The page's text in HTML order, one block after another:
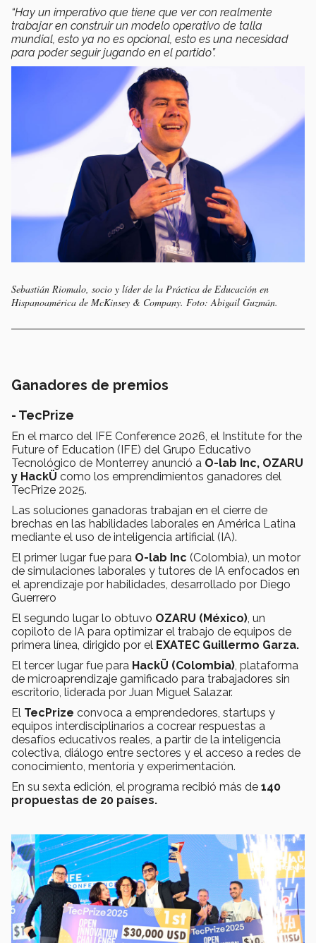
“Hay un imperativo que tiene que ver con realmente
trabajar en construir un modelo operativo de talla
mundial, esto ya no es opcional, esto es una necesidad
para poder seguir jugando en el partido”.
Sebastián Riomalo, socio y líder de la Práctica de Educación en
Hispanoamérica de McKinsey & Company. Foto: Abigail Guzmán.
Ganadores de premios
- TecPrize
En el marco del IFE Conference 2026, el Institute for the
Future of Education (IFE) del Grupo Educativo
Tecnológico de Monterrey anunció a O-lab Inc, OZARU
y HackÜ como los emprendimientos ganadores del
TecPrize 2025.
Las soluciones ganadoras trabajan en el cierre de
brechas en las habilidades laborales en América Latina
mediante el uso de inteligencia artificial (IA).
El primer lugar fue para O-lab Inc (Colombia), un motor
de simulaciones laborales y tutores de IA enfocados en
el aprendizaje por habilidades, desarrollado por Diego
Guerrero
El segundo lugar lo obtuvo OZARU (México) , un
copiloto de IA para optimizar el trabajo de equipos de
primera línea, dirigido por el EXATEC Guillermo Garza.
El tercer lugar fue para HackÜ (Colombia) , plataforma
de microaprendizaje gamificado para trabajadores sin
escritorio, liderada por Juan Miguel Salazar.
El TecPrize convoca a emprendedores, startups y
equipos interdisciplinarios a cocrear respuestas a
desafíos educativos reales, a partir de la inteligencia
colectiva, diálogo entre sectores y el acceso a redes de
conocimiento, mentoría y experimentación.
En su sexta edición, el programa recibió más de 140
propuestas de 20 países.